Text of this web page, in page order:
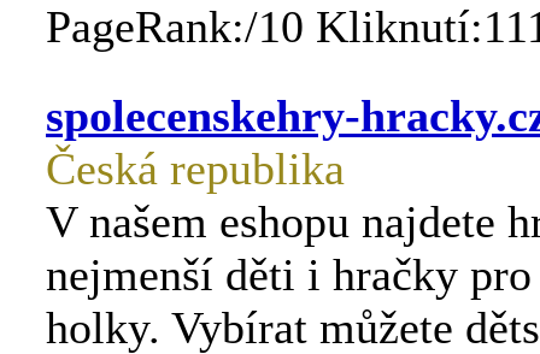
PageRank:/10
spolecenskehry-
Česká republika
V našem eshopu najdete
nejmenší děti i hračky
holky. Vybírat můžete